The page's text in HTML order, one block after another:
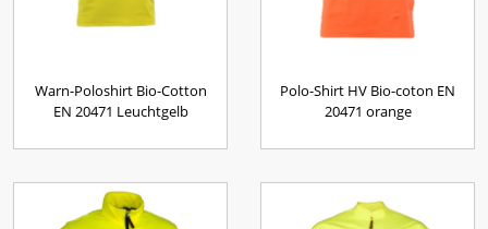
Warn-Poloshirt Bio-Cotton
EN 20471 Leuchtgelb
Polo-Shirt HV Bio-coton EN
20471 orange